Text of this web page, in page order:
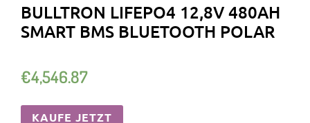
BULLTRON LIFEPO4 12,8V 480AH
SMART BMS BLUETOOTH POLAR
€4,546.87
KAUFE JETZT